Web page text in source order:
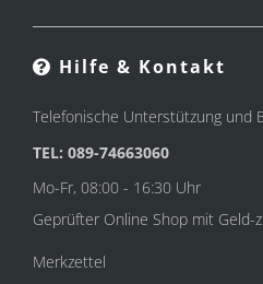
Hilfe & Kontakt
Telefonische Unterstützung und
TEL: 089-74663060
Mo-Fr, 08:00 - 16:30 Uhr
Geprüfter Online Shop mit Geld-
Merkzettel